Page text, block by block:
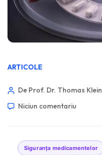
ARTICOLE
De Prof. Dr. Thomas Klein
Niciun comentariu
Siguranța medicamentelor